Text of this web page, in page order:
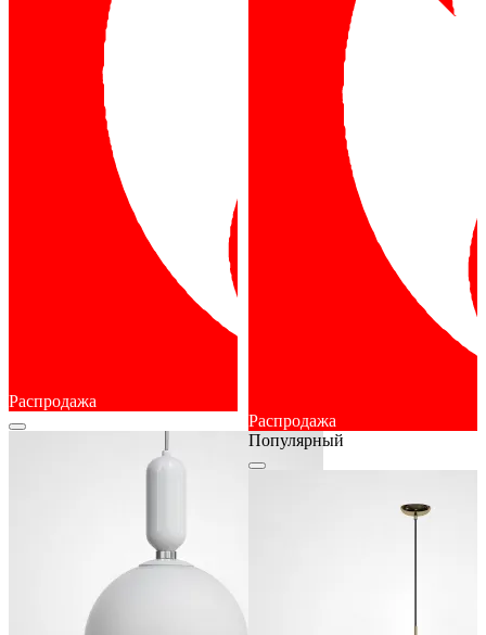
Распродажа
Распродажа
Популярный